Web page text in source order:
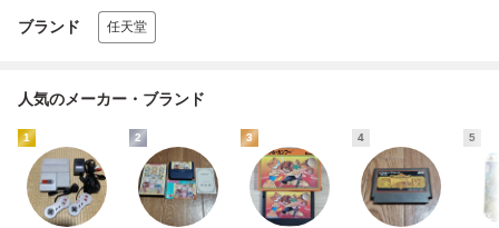
ブランド 任天堂
人気のメーカー・ブランド
1 2 3 4 5